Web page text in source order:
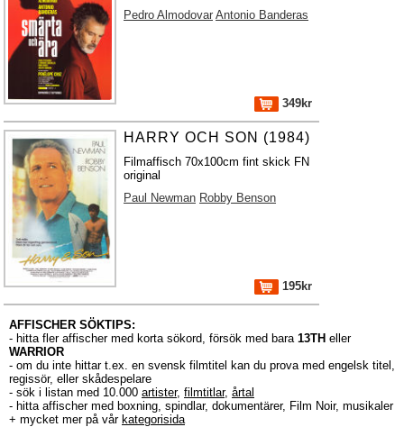
Pedro Almodovar Antonio Banderas
349kr
HARRY OCH SON (1984)
Filmaffisch 70x100cm fint skick FN
original
Paul Newman Robby Benson
195kr
AFFISCHER SÖKTIPS:
- hitta fler affischer med korta sökord, försök med bara 13TH eller
WARRIOR
- om du inte hittar t.ex. en svensk filmtitel kan du prova med engelsk titel,
regissör, eller skådespelare
- sök i listan med 10.000 artister, filmtitlar, årtal
- hitta affischer med boxning, spindlar, dokumentärer, Film Noir, musikaler
+ mycket mer på vår kategorisida